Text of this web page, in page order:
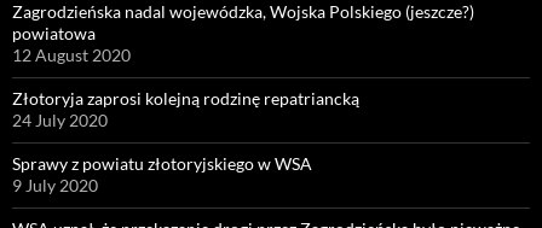
Zagrodzieńska nadal wojewódzka, Wojska Polskiego (jeszcze?)
powiatowa
12 August 2020
Złotoryja zaprosi kolejną rodzinę repatriancką
24 July 2020
Sprawy z powiatu złotoryjskiego w WSA
9 July 2020